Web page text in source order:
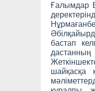
Ғалымдар
бастап
шайқасқа